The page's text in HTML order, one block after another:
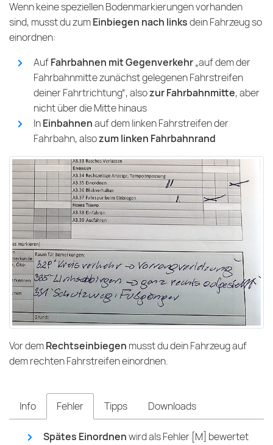
Wenn keine speziellen Bodenmarkierungen vorhanden
sind, musst du zumEinbiegen nach linksdein Fahrzeug so
einordnen:
AufFahrbahnen mit Gegenverkehr„auf dem der
Fahrbahnmitte zunächst gelegenen Fahrstreifen
deiner Fahrtrichtung“, alsozur Fahrbahnmitte, aber
nicht über die Mitte hinaus
InEinbahnenauf dem linken Fahrstreifen der
Fahrbahn, alsozum linken Fahrbahnrand
Vor demRechtseinbiegen musst du dein Fahrzeug auf
dem rechten Fahrstreifen einordnen.
Info Fehler Tipps Downloads
Spätes Einordnenwird als Fehler [M] bewertet